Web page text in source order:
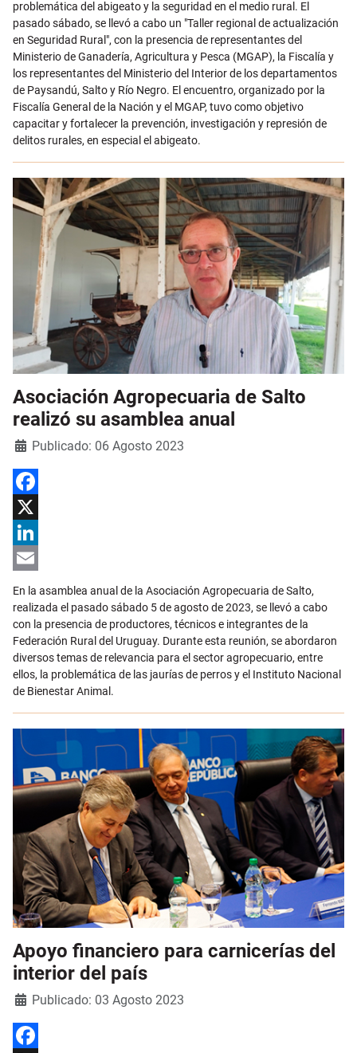
problemática del abigeato y la seguridad en el medio rural. El
pasado sábado, se llevó a cabo un "Taller regional de actualización
en Seguridad Rural", con la presencia de representantes del
Ministerio de Ganadería, Agricultura y Pesca (MGAP), la Fiscalía y
los representantes del Ministerio del Interior de los departamentos
de Paysandú, Salto y Río Negro. El encuentro, organizado por la
Fiscalía General de la Nación y el MGAP, tuvo como objetivo
capacitar y fortalecer la prevención, investigación y represión de
delitos rurales, en especial el abigeato.
Asociación Agropecuaria de Salto
realizó su asamblea anual
Detalles
Publicado: 06 Agosto 2023
Facebook
X
LinkedIn
Email
En la asamblea anual de la Asociación Agropecuaria de Salto,
realizada el pasado sábado 5 de agosto de 2023, se llevó a cabo
con la presencia de productores, técnicos e integrantes de la
Federación Rural del Uruguay. Durante esta reunión, se abordaron
diversos temas de relevancia para el sector agropecuario, entre
ellos, la problemática de las jaurías de perros y el Instituto Nacional
de Bienestar Animal.
Apoyo financiero para carnicerías del
interior del país
Detalles
Publicado: 03 Agosto 2023